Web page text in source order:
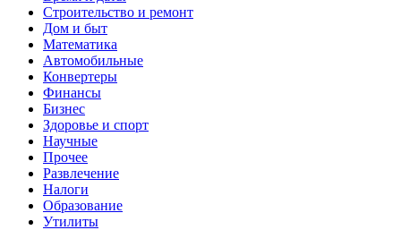
Строительство и ремонт
Дом и быт
Математика
Автомобильные
Конвертеры
Финансы
Бизнес
Здоровье и спорт
Научные
Прочее
Развлечение
Налоги
Образование
Утилиты